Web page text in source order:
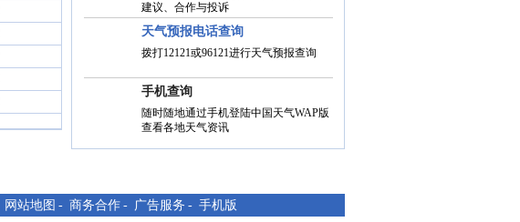
建议、合作与投诉
天气预报电话查询
拨打12121或96121进行天气预报查询
手机查询
随时随地通过手机登陆中国天气WAP版
查看各地天气资讯
网站地图 - 商务合作 - 广告服务 - 手机版